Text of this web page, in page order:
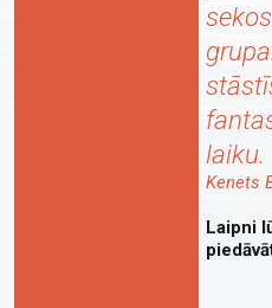
laiku.
Kenets
Laipni